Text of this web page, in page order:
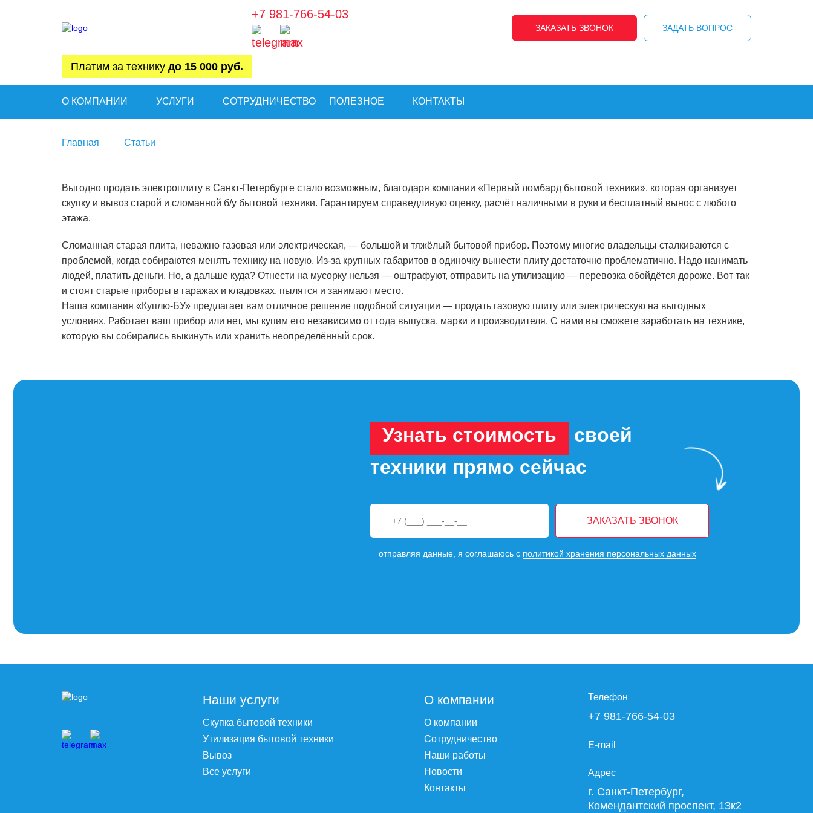
+7 981-766-54-03
ЗАКАЗАТЬ ЗВОНОК ЗАДАТЬ ВОПРОС
Платим за технику до 15 000 руб.
О КОМПАНИИ УСЛУГИ СОТРУДНИЧЕСТВО ПОЛЕЗНОЕ КОНТАКТЫ
Главная Статьи
Выгодно продать электроплиту в Санкт-Петербурге стало возможным, благодаря компании «Первый ломбард бытовой техники», которая организует
скупку и вывоз старой и сломанной б/у бытовой техники. Гарантируем справедливую оценку, расчёт наличными в руки и бесплатный вынос с любого
этажа.
Сломанная старая плита, неважно газовая или электрическая, — большой и тяжёлый бытовой прибор. Поэтому многие владельцы сталкиваются с
проблемой, когда собираются менять технику на новую. Из-за крупных габаритов в одиночку вынести плиту достаточно проблематично. Надо нанимать
людей, платить деньги. Но, а дальше куда? Отнести на мусорку нельзя — оштрафуют, отправить на утилизацию — перевозка обойдётся дороже. Вот так
и стоят старые приборы в гаражах и кладовках, пылятся и занимают место.
Наша компания «Куплю-БУ» предлагает вам отличное решение подобной ситуации — продать газовую плиту или электрическую на выгодных
условиях. Работает ваш прибор или нет, мы купим его независимо от года выпуска, марки и производителя. С нами вы сможете заработать на технике,
которую вы собирались выкинуть или хранить неопределённый срок.
Узнать стоимость
своей
техники прямо сейчас
отправляя данные, я соглашаюсь с политикой хранения персональных данных
Наши услуги
Скупка бытовой техники
Утилизация бытовой техники
Вывоз
Все услуги
О компании
О компании
Сотрудничество
Наши работы
Новости
Контакты
Телефон
+7 981-766-54-03
E-mail
Адрес
г. Санкт-Петербург,
Комендантский проспект, 13к2